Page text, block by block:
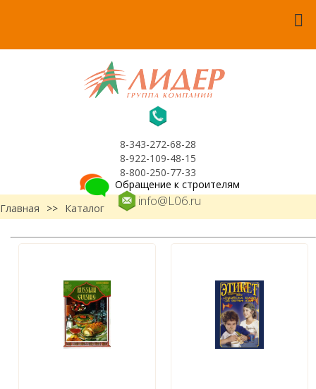
8-343-272-68-28
8-922-109-48-15
8-800-250-77-33
info@L06.ru
Обращение к строителям
Главная
>> Каталог